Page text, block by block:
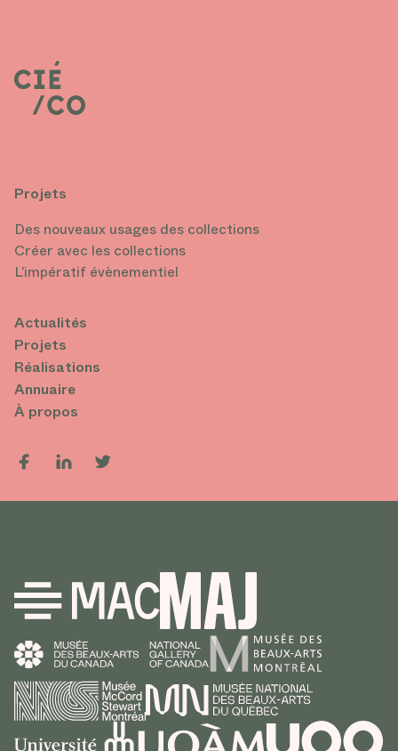
Projets
Des nouveaux usages des collections
Créer avec les collections
L’impératif évènementiel
Actualités
Projets
Réalisations
Annuaire
À propos